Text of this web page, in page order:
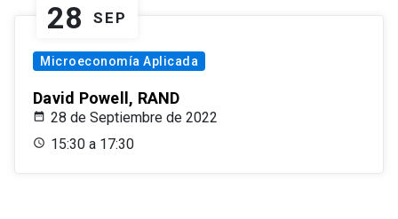
28 SEP
Microeconomía Aplicada
David Powell, RAND
28 de Septiembre de 2022
15:30 a 17:30